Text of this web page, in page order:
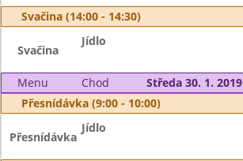
Svačina (14:00 - 14:30)
Svačina
Jídlo
Menu Chod
Středa 30. 1. 2019
Přesnídávka (9:00 - 10:00)
Přesnídávka
Jídlo